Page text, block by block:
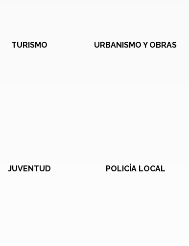
TURISMO URBANISMO Y OBRAS
JUVENTUD POLICÍA LOCAL